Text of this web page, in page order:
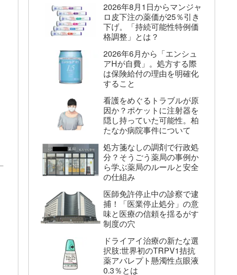
2026年8月1日からマンジャ
ロ皮下注の薬価が25％引き
下げ。「持続可能性特例価
格調整」とは？
2026年6月から「エンシュ
アHが自費」。処方する際
は保険給付の理由を明確化
すること
看護をめぐるトラブルが原
因か？ポケットに注射器を
隠し持っていた可能性。柏
たなか病院事件について
処方箋なしの調剤で行政処
分？そうごう薬局の事例か
ら学ぶ薬局のルールと安全
の仕組み
医師免許停止中の診察で逮
捕！「医業停止処分」の意
味と医療の信頼を揺るがす
制度の穴
ドライアイ治療の新たな選
択肢:世界初のTRPV1拮抗
薬アバレプト懸濁性点眼液
0.3％とは